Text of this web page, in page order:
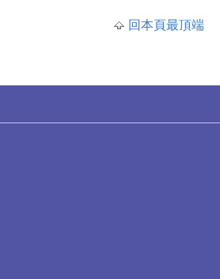
回本頁最頂端